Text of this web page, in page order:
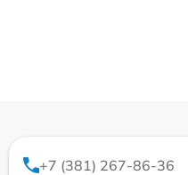
+7 (381) 267-86-36